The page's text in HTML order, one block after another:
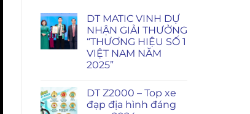
DT MATIC VINH DỰ
NHẬN GIẢI THƯỞNG
“THƯƠNG HIỆU SỐ 1
VIỆT NAM NĂM
2025”
DT Z2000 – Top xe
đạp địa hình đáng